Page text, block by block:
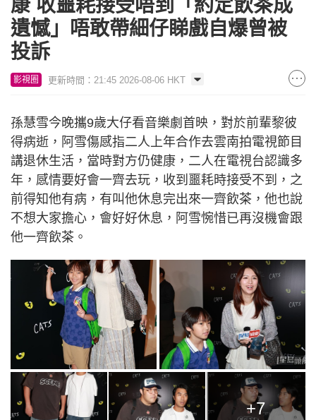
康 收噩耗接受唔到「約定飲茶成
遺憾」唔敢帶細仔睇戲自爆曾被
投訴
影視圈 更新時間：21:45 2026-08-06 HKT
孫慧雪今晚攜9歲大仔看音樂劇首映，對於前輩黎彼
得病逝，阿雪傷感指二人上年合作去雲南拍電視節目
講退休生活，當時對方仍健康，二人在電視台認識多
年，感情要好會一齊去玩，收到噩耗時接受不到，之
前得知他有病，有叫他休息完出來一齊飲茶，他也說
不想大家擔心，會好好休息，阿雪惋惜已再沒機會跟
他一齊飲茶。
+7